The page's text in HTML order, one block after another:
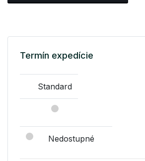
Termín expedície
Standard
Nedostupné